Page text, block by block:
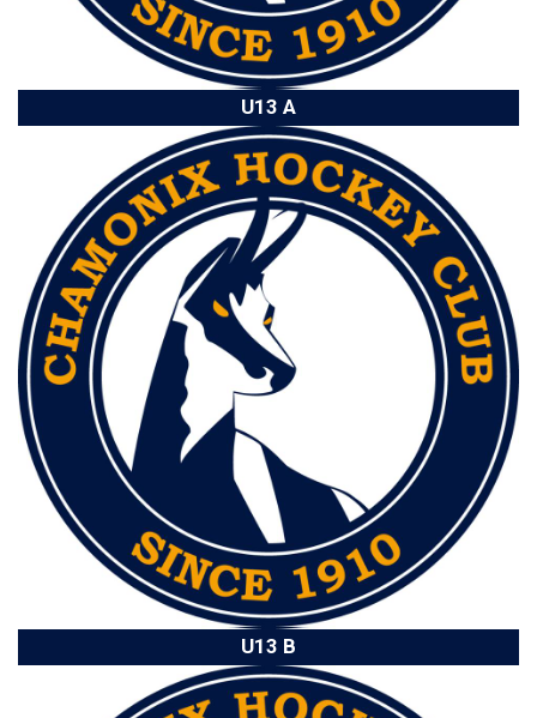
U13 A
U13 B